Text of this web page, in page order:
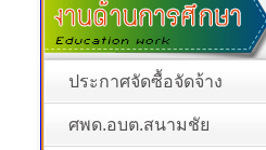
ประกาศจัดซื้อจัดจ้าง
ศพด.อบต.สนามชัย